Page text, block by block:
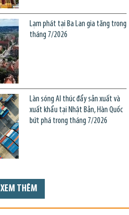
Lạm phát tại Ba Lan gia tăng trong
tháng 7/2026
Làn sóng AI thúc đẩy sản xuất và
xuất khẩu tại Nhật Bản, Hàn Quốc
bứt phá trong tháng 7/2026
XEM THÊM